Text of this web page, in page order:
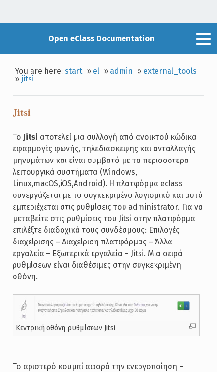
Open eClass Documentation
You are here:start » el » admin » external_tools
» jitsi
Jitsi
To Jitsi αποτελεί μια συλλογή από ανοικτού κώδικα
εφαρμογές φωνής, τηλεδιάσκεψης και ανταλλαγής
μηνυμάτων και είναι συμβατό με τα περισσότερα
λειτουργικά συστήματα (Windows,
Linux,macOS,iOS,Android). H πλατφόρμα eclass
συνεργάζεται με το συγκεκριμένο λογισμικό και αυτό
εμπεριέχεται στις ρυθμίσεις του administrator. Για να
μεταβείτε στις ρυθμίσεις του Jitsi στην πλατφόρμα
επιλέξτε διαδοχικά τους συνδέσμους: Επιλογές
διαχείρισης – Διαχείριση πλατφόρμας – Άλλα
εργαλεία – Εξωτερικά εργαλεία – Jitsi. Μια σειρά
ρυθμίσεων είναι διαθέσιμες στην συγκεκριμένη
οθόνη.
Κεντρική οθόνη ρυθμίσεων Jitsi
Το αριστερό κουμπί αφορά την ενεργοποίηση –